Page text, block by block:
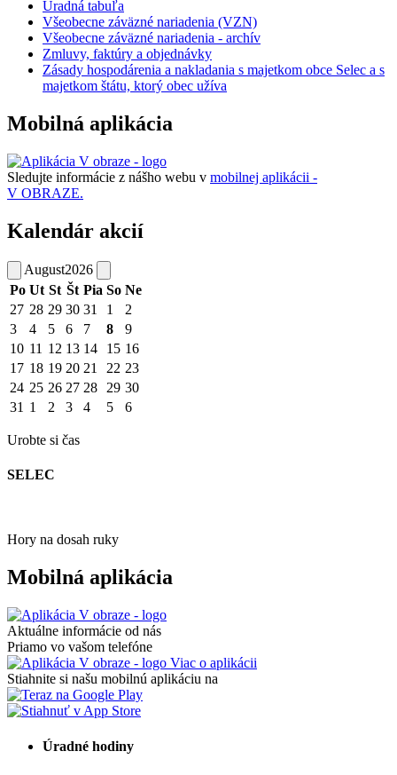
Úradná tabuľa
Všeobecne záväzné nariadenia (VZN)
Všeobecne záväzné nariadenia - archív
Zmluvy, faktúry a objednávky
Zásady hospodárenia a nakladania s majetkom obce Selec a s
majetkom štátu, ktorý obec užíva
Mobilná aplikácia
Sledujte informácie z nášho webu v mobilnej aplikácii -
V OBRAZE.
Kalendár akcií
August2026
Po Ut St Št Pia So Ne
27 28 29 30 31 1
2
3
4 5 6 7 8
9
10 11 12 13 14 15 16
17 18 19 20 21 22 23
24 25 26 27 28 29 30
31 1 2 3 4 5 6
Urobte si čas
SELEC
Hory na dosah ruky
Mobilná aplikácia
Aktuálne informácie od nás
Priamo vo vašom telefóne
Viac o aplikácii
Stiahnite si našu mobilnú aplikáciu na
Úradné hodiny